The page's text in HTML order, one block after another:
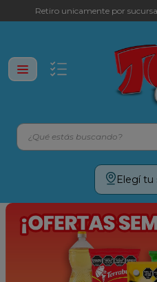
Retiro unicamente por
¿Qué estás buscando?
Elegí tu
Términos más buscados
yerba
galletitas